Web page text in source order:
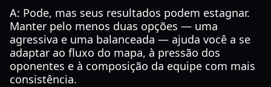
A: Pode, mas seus resultados podem estagnar.
Manter pelo menos duas opções — uma
agressiva e uma balanceada — ajuda você a se
adaptar ao fluxo do mapa, à pressão dos
oponentes e à composição da equipe com mais
consistência.